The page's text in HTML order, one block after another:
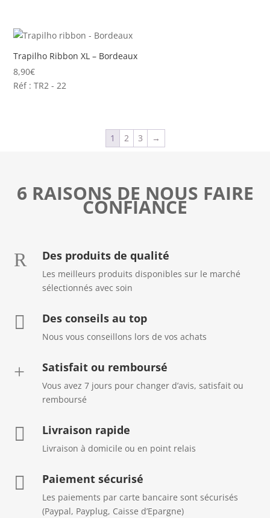
Trapilho Ribbon XL – Bordeaux
8,90€
Réf : TR2 - 22
1 2 3 →
6 RAISONS DE NOUS FAIRE
CONFIANCE
R Des produits de qualité
Les meilleurs produits disponibles sur le marché
sélectionnés avec soin
 Des conseils au top
Nous vous conseillons lors de vos achats
+ Satisfait ou remboursé
Vous avez 7 jours pour changer d’avis, satisfait ou
remboursé
 Livraison rapide
Livraison à domicile ou en point relais
 Paiement sécurisé
Les paiements par carte bancaire sont sécurisés
(Paypal, Payplug, Caisse d’Epargne)